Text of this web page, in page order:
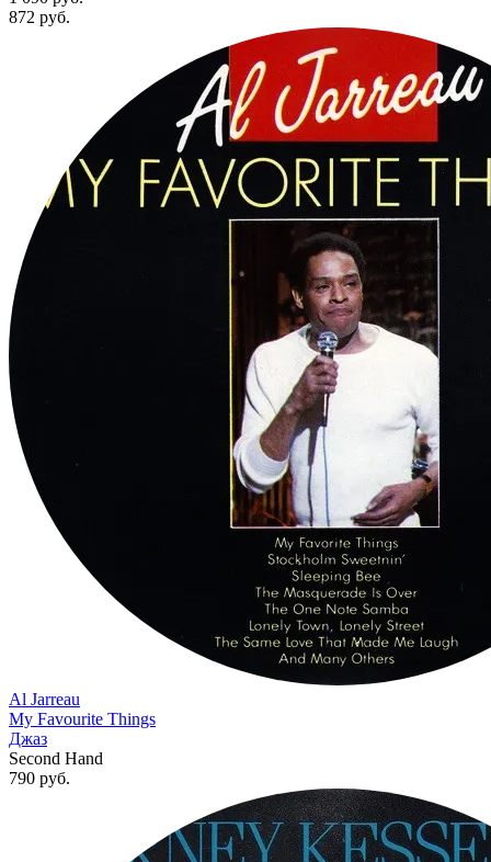
872 руб.
Al Jarreau
My Favourite Things
Джаз
Second Hand
790 руб.